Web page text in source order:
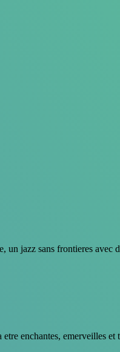
jazz sans frontieres avec
enchantes, emerveilles